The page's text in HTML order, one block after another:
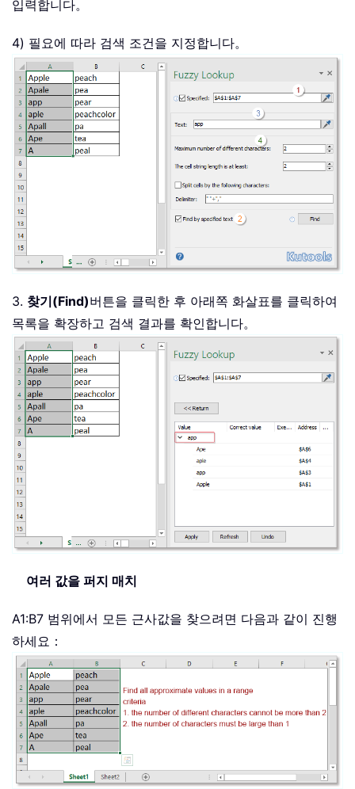
입력합니다。
4) 필요에 따라 검색 조건을 지정합니다。
3. 찾기(Find)버튼을 클릭한 후 아래쪽 화살표를 클릭하여
목록을 확장하고 검색 결과를 확인합니다。
여러 값을 퍼지 매치
A1:B7 범위에서 모든 근사값을 찾으려면 다음과 같이 진행
하세요：